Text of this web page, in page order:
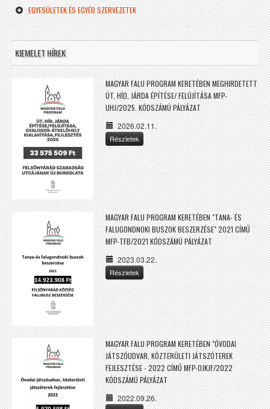
EGYESÜLETEK ÉS EGYÉB SZERVEZETEK
KIEMELET HÍREK
MAGYAR FALU PROGRAM KERETÉBEN MEGHIRDETETT
ÚT, HÍD, JÁRDA ÉPÍTÉSE/ FELÚJÍTÁSA MFP-
UHJ/2025. KÓDSZÁMÚ PÁLYÁZAT
2026.02.11.
Részletek
MAGYAR FALU PROGRAM KERETÉBEN "TANA- ÉS
FALUGONDNOKI BUSZOK BESZERZÉSE" 2021 CÍMŰ
MFP-TFB/2021 KÓDSZÁMÚ PÁLYÁZAT
2023.03.22.
Részletek
MAGYAR FALU PROGRAM KERETÉBEN "ÓVODAI
JÁTSZÓUDVAR, KÖZTERÜLETI JÁTSZÓTEREK
FEJLESZTÉSE - 2022 CÍMŰ MFP-OJKJF/2022
KÓDSZÁMÚ PÁLYÁZAT
2022.09.26.